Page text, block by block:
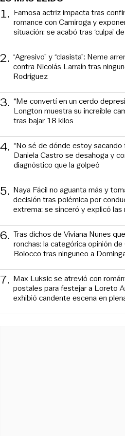
1. Famosa actriz impacta tras
romance con Camiroga y
situación: se acabó tras ‘culpa’
2. “Agresivo” y “clasista”: Neme
contra Nicolás Larraín tras
Rodríguez
3. “Me convertí en un cerdo
Longton muestra su increíble
tras bajar 18 kilos
4. “No sé de dónde estoy sacando
Daniela Castro se desahoga y
diagnóstico que la golpeó
5. Naya Fácil no aguanta más y
decisión tras polémica por
extrema: se sinceró y explicó las
6. Tras dichos de Viviana Nunes
ronchas: la categórica opinión de
Bolocco tras ninguneo a
7. Max Luksic se atrevió con
postales para festejar a Loreto
exhibió candente escena en